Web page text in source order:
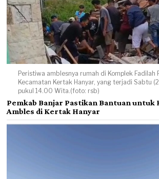
Peristiwa amblesnya rumah di Komplek Fadilah
Kecamatan Kertak Hanyar, yang terjadi Sabtu
pukul 14.00 Wita.(foto: rsb)
Pemkab Banjar Pastikan Bantuan untuk
Ambles di Kertak Hanyar